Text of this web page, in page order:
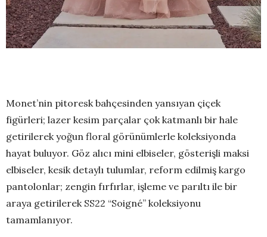
Monet’nin pitoresk bahçesinden yansıyan çiçek
figürleri; lazer kesim parçalar çok katmanlı bir hale
getirilerek yoğun floral görünümlerle koleksiyonda
hayat buluyor. Göz alıcı mini elbiseler, gösterişli maksi
elbiseler, kesik detaylı tulumlar, reform edilmiş kargo
pantolonlar; zengin fırfırlar, işleme ve parıltı ile bir
araya getirilerek SS22 “Soigné” koleksiyonu
tamamlanıyor.